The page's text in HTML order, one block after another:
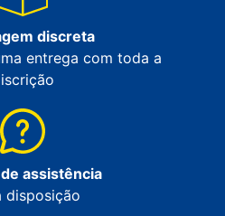
discreta
entrega com toda a
assistência
disposição